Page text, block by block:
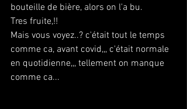
bouteille de bière, alors on l'a bu.
Tres fruite,!!
Mais vous voyez..? c'était tout le temps
comme ca, avant covid,,, c'était normale
en quotidienne,,, tellement on manque
comme ca...